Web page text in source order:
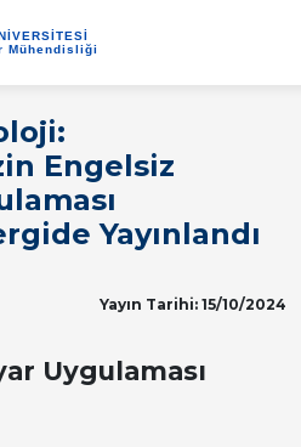
Mühendisliği
Engelsiz
Yayınlandı
Yayın Tarihi: 15/10/2024
Uygulaması